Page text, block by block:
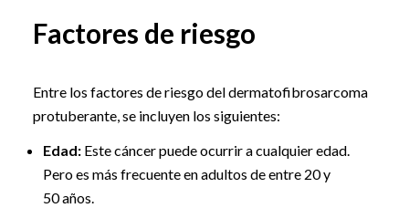
Factores de riesgo
Entre los factores de riesgo del dermatofibrosarcoma
protuberante, se incluyen los siguientes:
Edad: Este cáncer puede ocurrir a cualquier edad.
Pero es más frecuente en adultos de entre 20 y
50 años.